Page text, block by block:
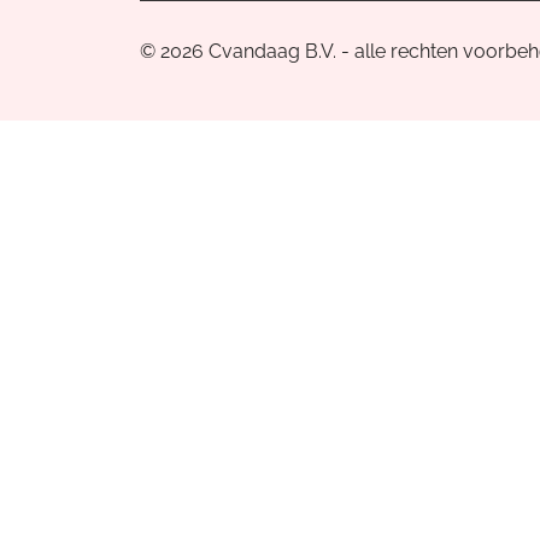
© 2026 Cvandaag B.V. - alle rechten